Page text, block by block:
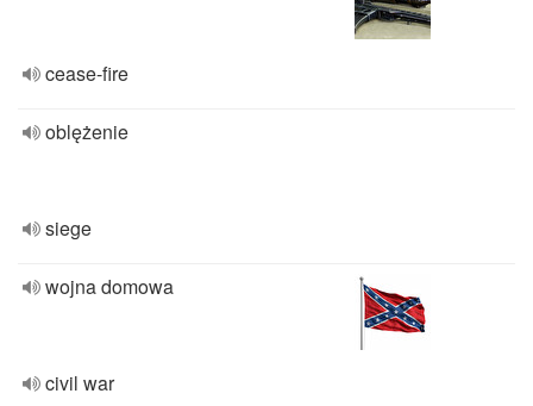
cease-fire
oblężenie
siege
wojna domowa
civil war